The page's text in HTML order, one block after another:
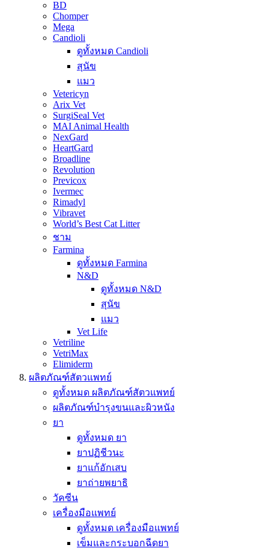
BD
Chomper
Mega
Candioli
ดูทั้งหมด Candioli
สุนัข
แมว
Vetericyn
Arix Vet
SurgiSeal Vet
MAI Animal Health
NexGard
HeartGard
Broadline
Revolution
Previcox
Ivermec
Rimadyl
Vibravet
World’s Best Cat Litter
ชาม
Farmina
ดูทั้งหมด Farmina
N&D
ดูทั้งหมด N&D
สุนัข
แมว
Vet Life
Vetriline
VetriMax
Elimiderm
ผลิตภัณฑ์สัตวแพทย์
ดูทั้งหมด ผลิตภัณฑ์สัตวแพทย์
ผลิตภัณฑ์บำรุงขนและผิวหนัง
ยา
ดูทั้งหมด ยา
ยาปฏิชีวนะ
ยาแก้อักเสบ
ยาถ่ายพยาธิ
วัคซีน
เครื่องมือแพทย์
ดูทั้งหมด เครื่องมือแพทย์
เข็มและกระบอกฉีดยา